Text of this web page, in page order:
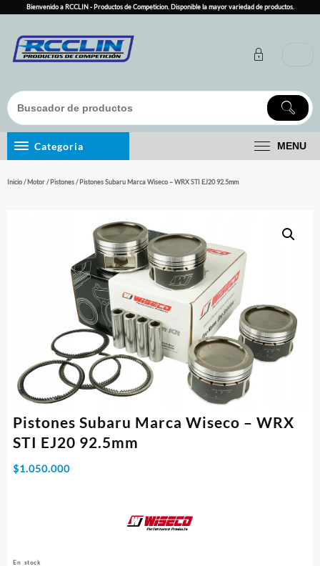
content
Bienvenido a RCCLIN - Productos de Competicion. Disponible la mayor variedad de productos.
Categoria MENU
Inicio/Motor/Pistones/ Pistones Subaru Marca Wiseco – WRX STI EJ20 92.5mm
Pistones Subaru Marca Wiseco – WRX
STI EJ20 92.5mm
$1.050.000
En stock